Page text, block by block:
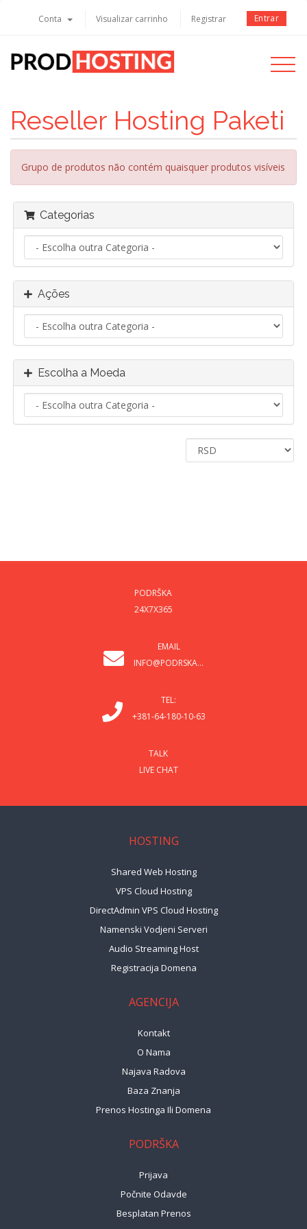
Conta Visualizar carrinho Registrar Entrar
Toggle
Reseller Hosting Paketi
Grupo de produtos não contém quaisquer produtos visíveis
Categorias
Ações
Escolha a Moeda
PODRŠKA
24X7X365
EMAIL
INFO@PODRSKA...
TEL:
+381-64-180-10-63
TALK
LIVE CHAT
HOSTING
Shared Web Hosting
VPS Cloud Hosting
DirectAdmin VPS Cloud Hosting
Namenski Vodjeni Serveri
Audio Streaming Host
Registracija Domena
AGENCIJA
Kontakt
O Nama
Najava Radova
Baza Znanja
Prenos Hostinga Ili Domena
PODRŠKA
Prijava
Počnite Odavde
Besplatan Prenos